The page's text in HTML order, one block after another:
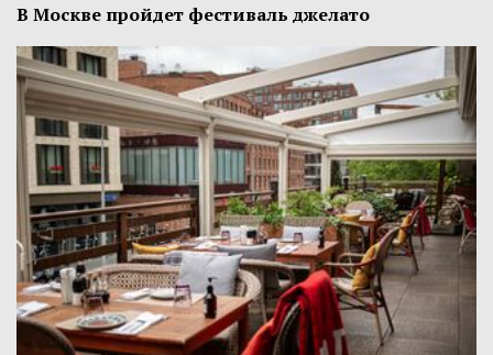
В Москве пройдет фестиваль джелато